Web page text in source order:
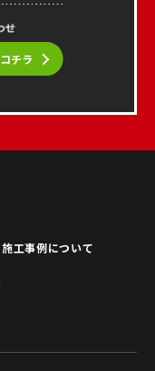
チラ
工事例について